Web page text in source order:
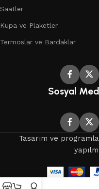
Saatler
Kupa ve Plaketler
Termoslar ve Bardaklar
Sosyal
Tasarım ve